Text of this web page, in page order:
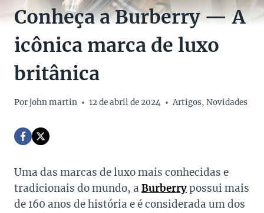
Conheça a Burberry — A
icônica marca de luxo
britânica
Porjohn martin 12 de abril de 2024 Artigos,Novidades
Uma das marcas de luxo mais conhecidas e
tradicionais do mundo, a Burberrypossui mais
de 160 anos de história e é considerada um dos